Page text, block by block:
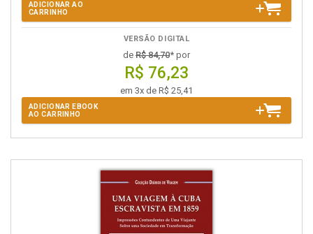
ADICIONAR AO
CARRINHO
VERSÃO DIGITAL
de R$ 84,70* por
R$ 76,23
em 3x de R$ 25,41
ADICIONAR EBOOK
AO CARRINHO